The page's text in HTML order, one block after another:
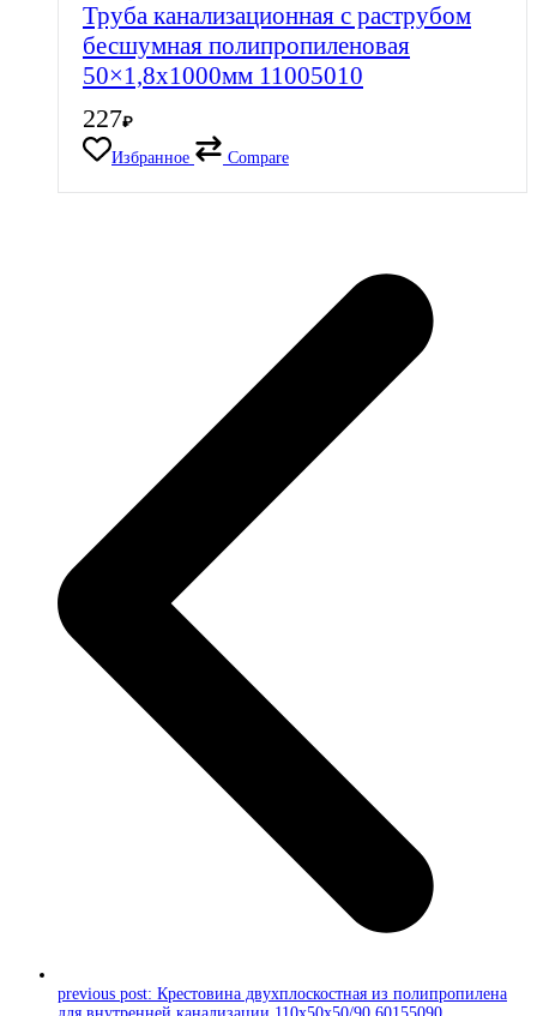
Труба канализационная с раструбом
бесшумная полипропиленовая
50×1,8х1000мм 11005010
227₽
Избранное
Compare
previous post: Крестовина двухплоскостная из полипропилена